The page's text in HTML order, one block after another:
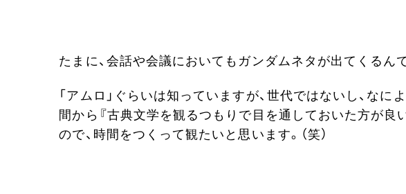
たまに、会話や会議においてもガンダムネタが出てくるん
「アムロ」ぐらいは知っていますが、世代ではないし、な
間から『古典文学を観るつもりで目を通しておいた方が良
ので、時間をつくって観たいと思います。（笑）